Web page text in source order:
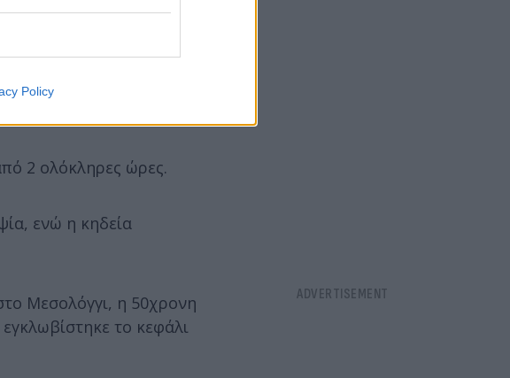
Policy
2 ολόκληρες ώρες.
ενώ η κηδεία
Μεσολόγγι, η 50χρονη
το κεφάλι